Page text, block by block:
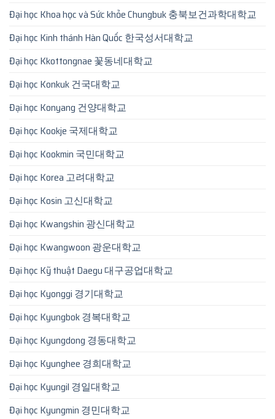
Đại học Khoa học và Sức khỏe Chungbuk 충북보건과학대학교
Đại học Kinh thánh Hàn Quốc 한국성서대학교
Đại học Kkottongnae 꽃동네대학교
Đại học Konkuk 건국대학교
Đại học Konyang 건양대학교
Đại học Kookje 국제대학교
Đại học Kookmin 국민대학교
Đại học Korea 고려대학교
Đại học Kosin 고신대학교
Đại học Kwangshin 광신대학교
Đại học Kwangwoon 광운대학교
Đại học Kỹ thuật Daegu 대구공업대학교
Đại học Kyonggi 경기대학교
Đại học Kyungbok 경복대학교
Đại học Kyungdong 경동대학교
Đại học Kyunghee 경희대학교
Đại học Kyungil 경일대학교
Đại học Kyungmin 경민대학교